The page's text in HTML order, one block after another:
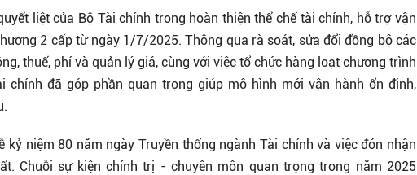
liệt của Bộ Tài chính trong hoàn thiện thể chế tài chính, hỗ trợ vận
2 cấp từ ngày 1/7/2025. Thông qua rà soát, sửa đổi đồng bộ các
thuế, phí và quản lý giá, cùng với việc tổ chức hàng loạt chương trình
chính đã góp phần quan trọng giúp mô hình mới vận hành ổn định,
kỷ niệm 80 năm ngày Truyền thống ngành Tài chính và việc đón nhận
Chuỗi sự kiện chính trị - chuyên môn quan trọng trong năm 2025